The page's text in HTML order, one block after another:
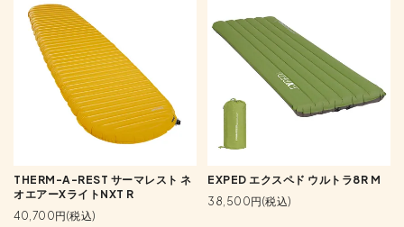
THERM-A-REST サーマレスト ネ
オエアーXライトNXT R
40,700円(税込)
EXPED エクスペド ウルトラ8R M
38,500円(税込)